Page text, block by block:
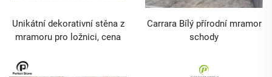
Unikátní dekorativní stěna z
mramoru pro ložnici, cena
Carrara Bílý přírodní mramor
schody